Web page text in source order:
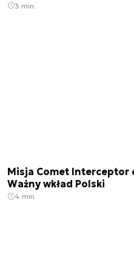
3 min.
Misja Comet Interceptor
Ważny wkład Polski
4 min.